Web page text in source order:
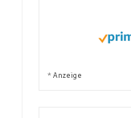
* Anzeige